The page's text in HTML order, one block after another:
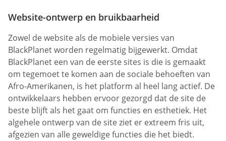
Website-ontwerp en bruikbaarheid
Zowel de website als de mobiele versies van
BlackPlanet worden regelmatig bijgewerkt. Omdat
BlackPlanet een van de eerste sites is die is gemaakt
om tegemoet te komen aan de sociale behoeften van
Afro-Amerikanen, is het platform al heel lang actief. De
ontwikkelaars hebben ervoor gezorgd dat de site de
beste blijft als het gaat om functies en esthetiek. Het
algehele ontwerp van de site ziet er extreem fris uit,
afgezien van alle geweldige functies die het biedt.